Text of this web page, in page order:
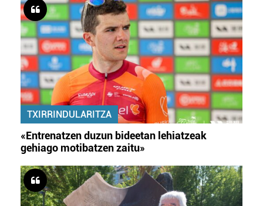
TXIRRINDULARITZA
«Entrenatzen duzun bideetan lehiatzeak
gehiago motibatzen zaitu»